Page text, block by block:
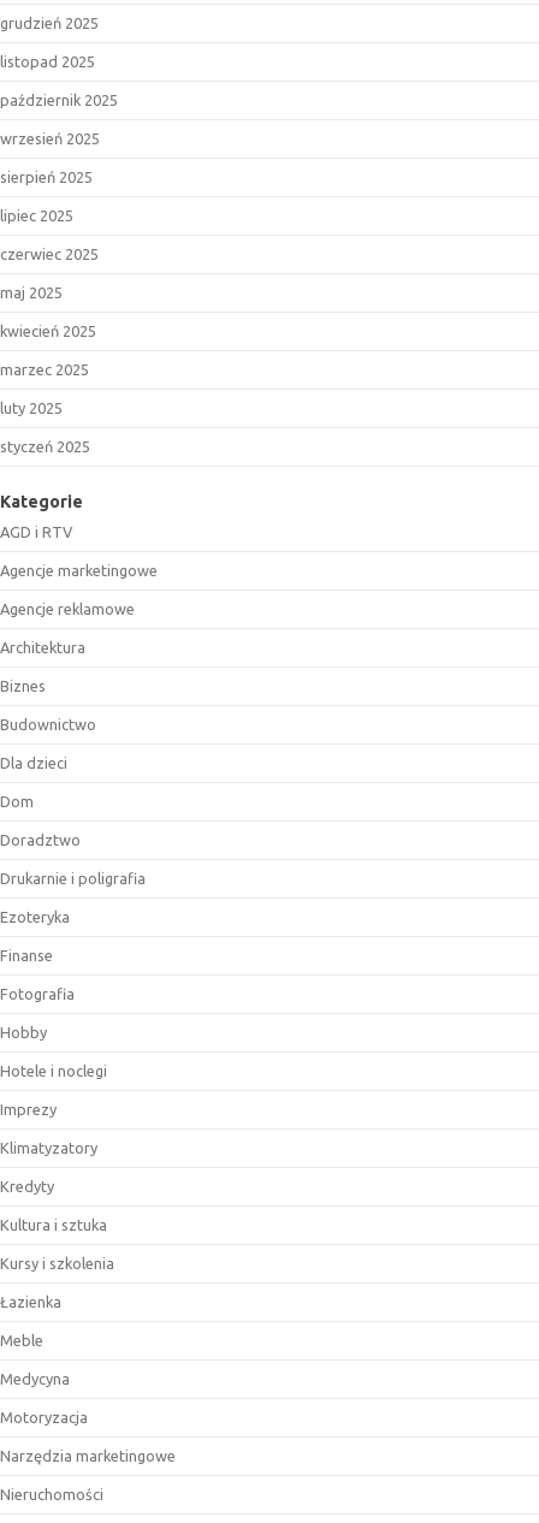
grudzień 2025
listopad 2025
październik 2025
wrzesień 2025
sierpień 2025
lipiec 2025
czerwiec 2025
maj 2025
kwiecień 2025
marzec 2025
luty 2025
styczeń 2025
Kategorie
AGD i RTV
Agencje marketingowe
Agencje reklamowe
Architektura
Biznes
Budownictwo
Dla dzieci
Dom
Doradztwo
Drukarnie i poligrafia
Ezoteryka
Finanse
Fotografia
Hobby
Hotele i noclegi
Imprezy
Klimatyzatory
Kredyty
Kultura i sztuka
Kursy i szkolenia
Łazienka
Meble
Medycyna
Motoryzacja
Narzędzia marketingowe
Nieruchomości